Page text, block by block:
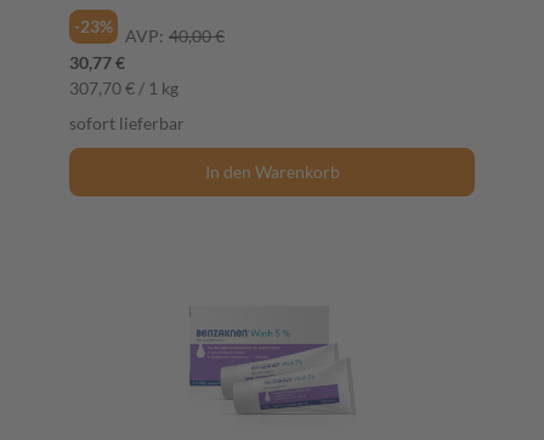
-23% AVP: 40,00 €
30,77 €
307,70 € / 1 kg
sofort lieferbar
In den Warenkorb